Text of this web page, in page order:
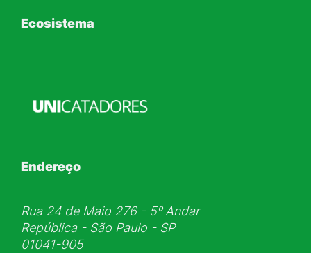
Ecosistema
Endereço
Rua 24 de Maio 276 - 5ᵒ Andar
República - São Paulo - SP
01041-905